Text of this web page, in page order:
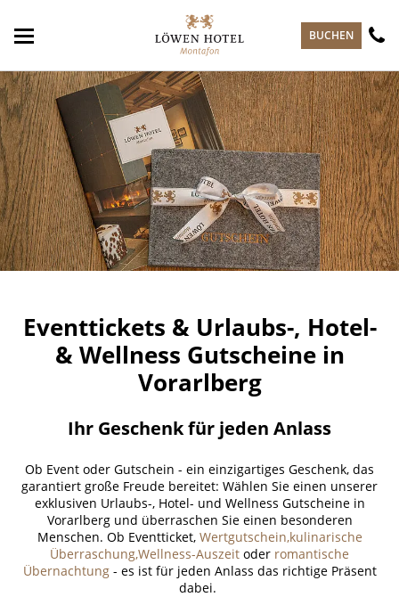
BUCHEN
Eventtickets & Urlaubs-, Hotel-
& Wellness Gutscheine in
Vorarlberg
Ihr Geschenk für jeden Anlass
Ob Event oder Gutschein - ein einzigartiges Geschenk, das
garantiert große Freude bereitet: Wählen Sie einen unserer
exklusiven Urlaubs-, Hotel- und Wellness Gutscheine in
Vorarlberg und überraschen Sie einen besonderen
Menschen. Ob Eventticket, Wertgutschein,kulinarische
Überraschung,Wellness-Auszeit oder romantische
Übernachtung- es ist für jeden Anlass das richtige Präsent
dabei.